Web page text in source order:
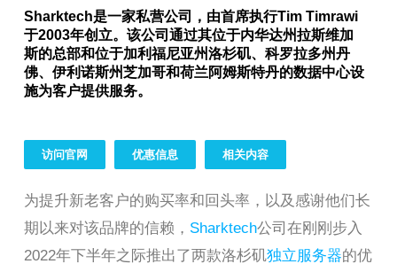
Sharktech是一家私营公司，由首席执行Tim Timrawi
于2003年创立。该公司通过其位于内华达州拉斯维加
斯的总部和位于加利福尼亚州洛杉矶、科罗拉多州丹
佛、伊利诺斯州芝加哥和荷兰阿姆斯特丹的数据中心设
施为客户提供服务。
访问官网 优惠信息 相关内容
为提升新老客户的购买率和回头率，以及感谢他们长
期以来对该品牌的信赖， Sharktech公司在刚刚步入
2022年下半年之际推出了两款洛杉矶独立服务器的优